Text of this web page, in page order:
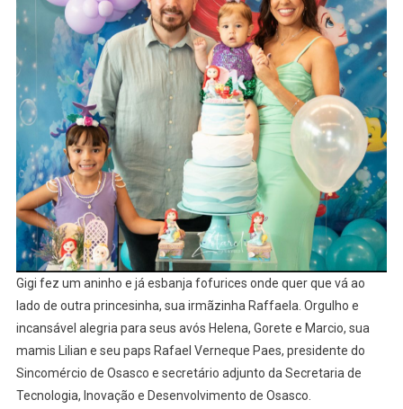
Gigi fez um aninho e já esbanja fofurices onde quer que vá ao
lado de outra princesinha, sua irmãzinha Raffaela. Orgulho e
incansável alegria para seus avós Helena, Gorete e Marcio, sua
mamis Lilian e seu paps Rafael Verneque Paes, presidente do
Sincomércio de Osasco e secretário adjunto da Secretaria de
Tecnologia, Inovação e Desenvolvimento de Osasco.